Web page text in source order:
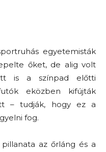
egyetemisták
őket, de alig volt
is a színpad előtti
eközben kifújták
– tudják, hogy ez a
fog.
az őrláng és a